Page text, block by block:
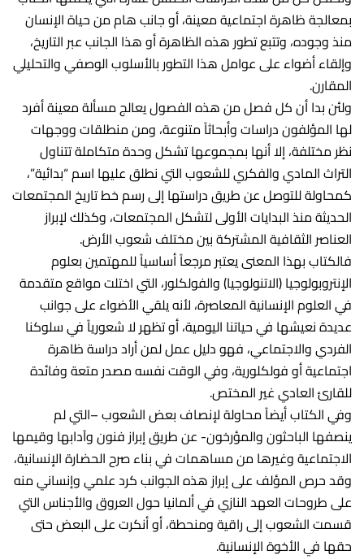
بمعالجة ظاهرة اجتماعية معينة، أو جانب هام من حياة الإنسان
منذ وجوده، وتتبع تطور هذه الظاهرة أو هذا الجانب عبر التاريخ،
وإلقاء أضواء على عوامل هذا التطور بالأسلوب الوصفي والتحليلي
المقارن.
ولئن بدا أن كل فصل من هذه الفصول يعالج مسألة معينة أفرد
لها المؤلفون دراسات وأبحاثاً متنوعة، ومن منطلقات ووجهات
نظر مختلفة، إلا أنها بمجموعها تشكل وحدة متكاملة تتناول
التراث المادي والفكري للشعوب التي نطلق عليها اسم “بدائية”،
كمحاولة للتوصل عن طريق دراستها إلى رسم خط تاريخ المجتمعات
الحديثة منذ البدايات الأولى لتشكل المجتمعات، وكذلك لإبراز
العناصر الثقافية المشتركة بين مختلف شعوب الأرض.
فالكتاب بهذا المعنى يعتبر مرجعاً أساسياً للمهتمين بعلوم
الإنتروبولوجيا (الاتنولوجيا) والفولكلور، التي اختلت مواقع متقدمة
في العلوم الإنسانية المعاصرة، لأنه يلقي الأضواء على جوانب
عديدة نعيشها في حياتنا اليومية، أو تظهر لا شعورياً في سلوكنا
الفردي والاجتماعي، فهو دليل عمل لمن أراد دراسة ظاهرة
اجتماعية أو فولكلورية، وفي الوقت نفسه مصدر متعة وفائدة
للقارئ العادي غير المختص.
وفي الكتاب أيضاً محاولة لإنصاف بعض الشعوب –التي لم
ينصفها الباحثون والمؤرخون- عن طريق إبراز فنون وآدابها وقيمها
الاجتماعية وغيرها من مساهمات في بناء صرح الحضارة الإنسانية،
وقد حرص المؤلف على إبراز هذه الجوانب كرد علمي وإنساني منه
على طروحات العهد النازي في ألمانيا حول العروق والأجناس التي
قسمت الشعوب إلى راقية ومنحطة، أو أنكرت على البعض حتى
حقها في الأخوة الإنسانية.